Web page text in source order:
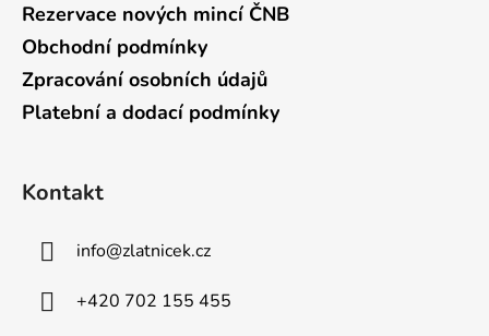
Rezervace nových mincí ČNB
Obchodní podmínky
Zpracování osobních údajů
Platební a dodací podmínky
Kontakt
info@zlatnicek.cz
+420 702 155 455